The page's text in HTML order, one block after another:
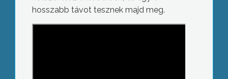
hosszabb távot tesznek majd meg.